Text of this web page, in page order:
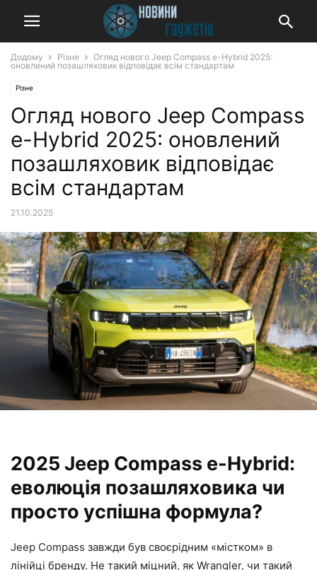
Додому Різне
Огляд нового Jeep Compass e-Hybrid 2025:
оновлений позашляховик відповідає всім стандартам
Різне
Огляд нового Jeep Compass
e-Hybrid 2025: оновлений
позашляховик відповідає
всім стандартам
21.10.2025
2025 Jeep Compass e-Hybrid:
еволюція позашляховика чи
просто успішна формула?
Jeep Compass завжди був своєрідним «містком» в
лінійці бренду. Не такий міцний, як Wrangler, чи такий